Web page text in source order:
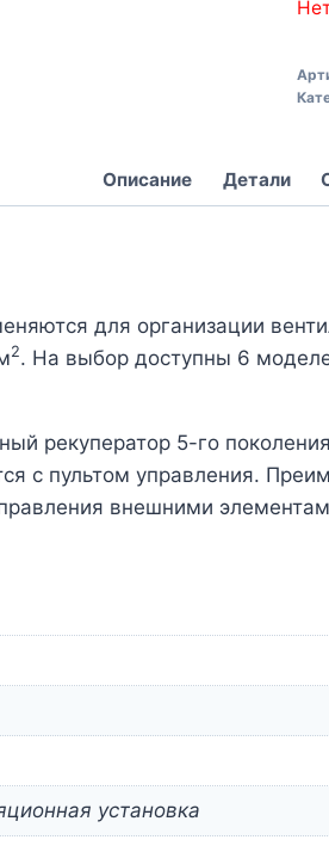
Описание Детали
для организации
2. На выбор доступны 6
рекуператор 5-го
с пультом управления.
внешними
установка